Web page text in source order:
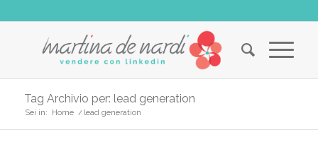
Tag Archivio per: lead generation
Sei in: Home / lead generation